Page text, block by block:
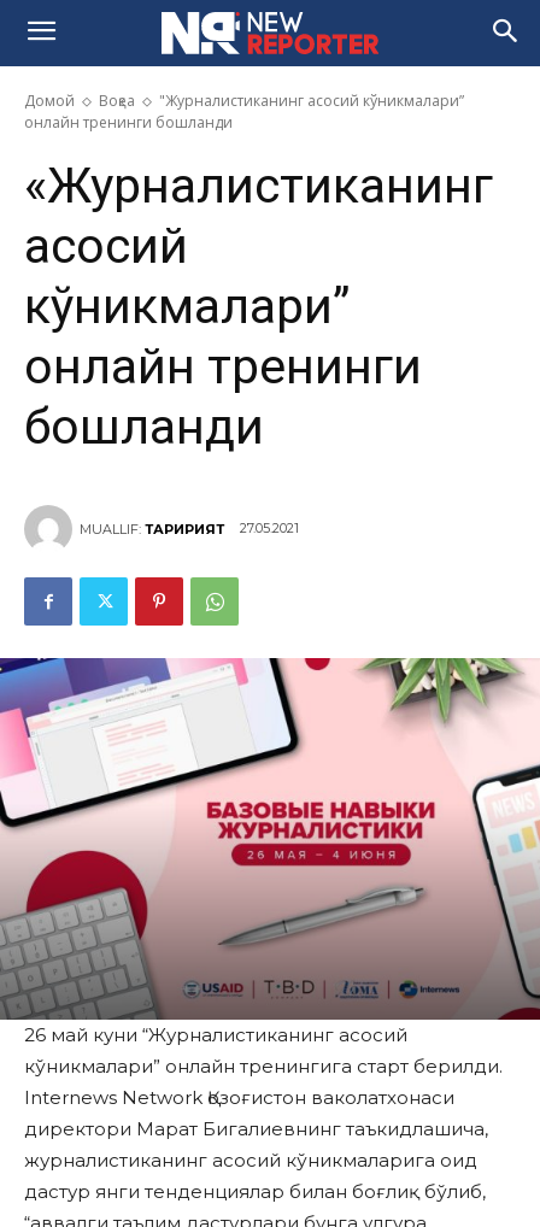
Домой Воқеа
"Журналистиканинг асосий кўникмалари”
онлайн тренинги бошланди
«Журналистиканинг
асосий
кўникмалари”
онлайн тренинги
бошланди
MUALLIF: ТАҲРИРИЯТ 27.05.2021
26 май куни “Журналистиканинг асосий
кўникмалари” онлайн тренингига старт берилди.
Internews Network Қозоғистон ваколатхонаси
директори Марат Бигалиевнинг таъкидлашича,
журналистиканинг асосий кўникмаларига оид
дастур янги тенденциялар билан боғлиқ бўлиб,